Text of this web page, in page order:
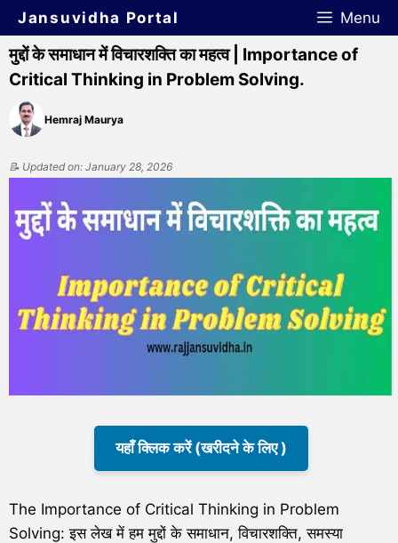
Jansuvidha Portal Menu
मुद्दों के समाधान में विचारशक्ति का महत्व ‍| Importance of
Critical Thinking in Problem Solving.
Hemraj Maurya
📝 Updated on: January 28, 2026
यहाँ क्लिक करें (खरीदने के लिए )
The Importance of Critical Thinking in Problem
Solving: इस लेख में हम मुद्दों के समाधान, विचारशक्ति, समस्या